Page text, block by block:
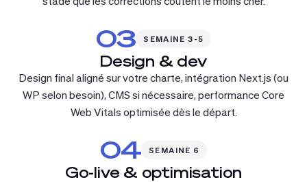
03 SEMAINE 3-5
Design & dev
Design final aligné sur votre charte, intégration Next.js (ou
WP selon besoin), CMS si nécessaire, performance Core
Web Vitals optimisée dès le départ.
04 SEMAINE 6
Go-live & optimisation